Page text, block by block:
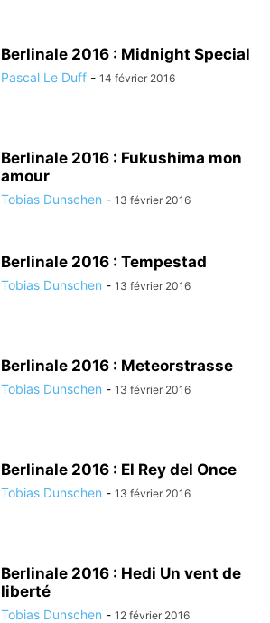
Berlinale 2016 : Midnight Special
Pascal Le Duff - 14 février 2016
Berlinale 2016 : Fukushima mon
amour
Tobias Dunschen - 13 février 2016
Berlinale 2016 : Tempestad
Tobias Dunschen - 13 février 2016
Berlinale 2016 : Meteorstrasse
Tobias Dunschen - 13 février 2016
Berlinale 2016 : El Rey del Once
Tobias Dunschen - 13 février 2016
Berlinale 2016 : Hedi Un vent de
liberté
Tobias Dunschen - 12 février 2016